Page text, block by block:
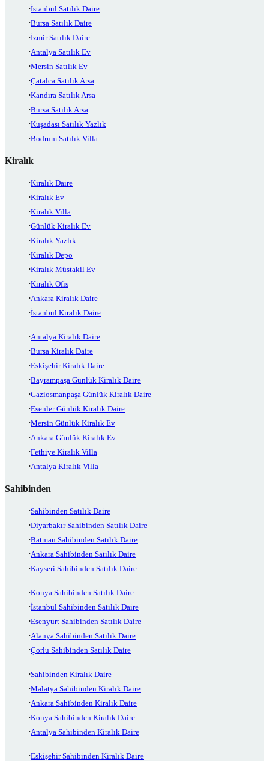
İstanbul Satılık Daire
Bursa Satılık Daire
İzmir Satılık Daire
Antalya Satılık Ev
Mersin Satılık Ev
Çatalca Satılık Arsa
Kandıra Satılık Arsa
Bursa Satılık Arsa
Kuşadası Satılık Yazlık
Bodrum Satılık Villa
Kiralık
Kiralık Daire
Kiralık Ev
Kiralık Villa
Günlük Kiralık Ev
Kiralık Yazlık
Kiralık Depo
Kiralık Müstakil Ev
Kiralık Ofis
Ankara Kiralık Daire
İstanbul Kiralık Daire
Antalya Kiralık Daire
Bursa Kiralık Daire
Eskişehir Kiralık Daire
Bayrampaşa Günlük Kiralık Daire
Gaziosmanpaşa Günlük Kiralık Daire
Esenler Günlük Kiralık Daire
Mersin Günlük Kiralık Ev
Ankara Günlük Kiralık Ev
Fethiye Kiralık Villa
Antalya Kiralık Villa
Sahibinden
Sahibinden Satılık Daire
Diyarbakır Sahibinden Satılık Daire
Batman Sahibinden Satılık Daire
Ankara Sahibinden Satılık Daire
Kayseri Sahibinden Satılık Daire
Konya Sahibinden Satılık Daire
İstanbul Sahibinden Satılık Daire
Esenyurt Sahibinden Satılık Daire
Alanya Sahibinden Satılık Daire
Çorlu Sahibinden Satılık Daire
Sahibinden Kiralık Daire
Malatya Sahibinden Kiralık Daire
Ankara Sahibinden Kiralık Daire
Konya Sahibinden Kiralık Daire
Antalya Sahibinden Kiralık Daire
Eskişehir Sahibinden Kiralık Daire